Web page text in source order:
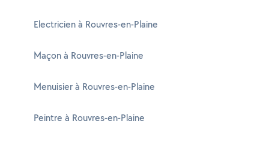
Electricien à Rouvres-en-Plaine
Maçon à Rouvres-en-Plaine
Menuisier à Rouvres-en-Plaine
Peintre à Rouvres-en-Plaine